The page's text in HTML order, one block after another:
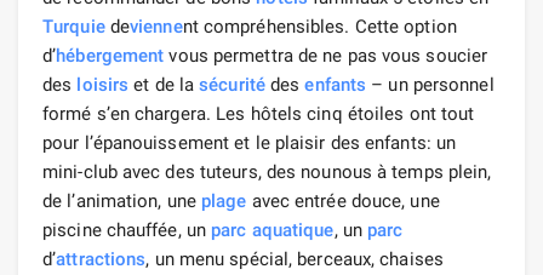
Turquiedeviennent compréhensibles. Cette option
d’hébergement vous permettra de ne pas vous soucier
des loisirs et de lasécuritédesenfants – un personnel
formé s’en chargera. Les hôtels cinq étoiles ont tout
pour l’épanouissement et le plaisir des enfants: un
mini-club avec des tuteurs, des nounous à temps plein,
de l’animation, une plage avec entrée douce, une
piscine chauffée, un parc aquatique, un parc
d’attractions, un menu spécial, berceaux, chaises